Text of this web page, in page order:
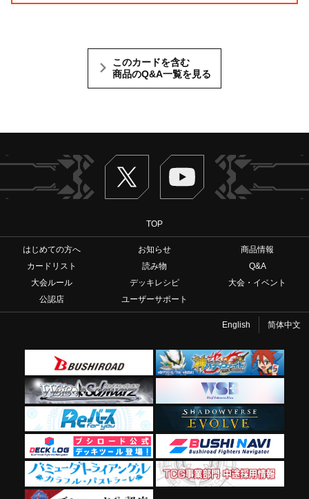
このカードを含む
商品のQ&A一覧を見る
Twitter ヴァンガードch
TOP
はじめての方へ お知らせ
商品情報
カードリスト
読み物
Q&A
大会ルール
デッキレシピ
大会・イベント
公認店
ユーザーサポート
English 简体中文